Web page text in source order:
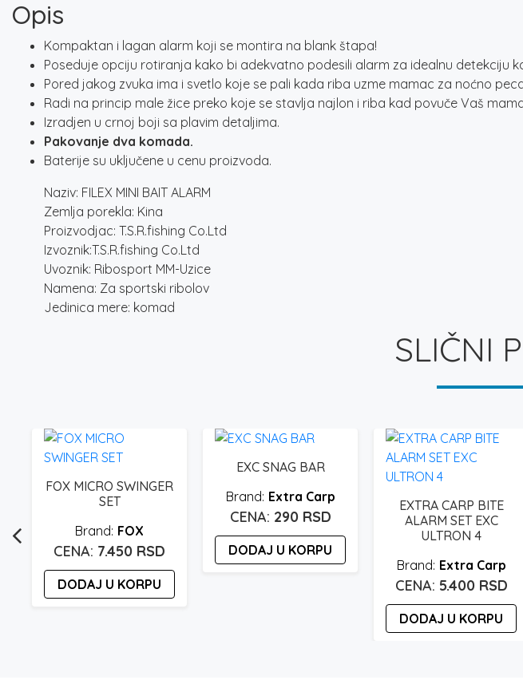
Opis
Kompaktan i lagan alarm koji se montira na blank štapa!
Poseduje opciju rotiranja kako bi adekvatno podesili alarm za idealnu detekciju
Pored jakog zvuka ima i svetlo koje se pali kada riba uzme mamac za noćno
Radi na princip male žice preko koje se stavlja najlon i riba kad povuče Vaš
Izradjen u crnoj boji sa plavim detaljima.
Pakovanje dva komada.
Baterije su uključene u cenu proizvoda.
Naziv: FILEX MINI BAIT ALARM
Zemlja porekla: Kina
Proizvodjac: T.S.R.fishing Co.Ltd
Izvoznik:T.S.R.fishing Co.Ltd
Uvoznik: Ribosport MM-Uzice
Namena: Za sportski ribolov
Jedinica mere: komad
SLIČNI
FOX MICRO SWINGER
SET
FOX
7.450 RSD
DODAJ U KORPU
EXC SNAG BAR
Extra Carp
290 RSD
DODAJ U KORPU
EXTRA CARP BITE
ALARM SET EXC
ULTRON 4
Extra Carp
5.400 RSD
DODAJ U KORPU